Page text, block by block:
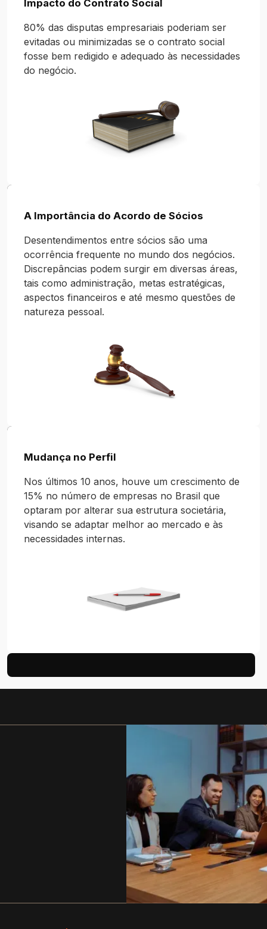
Impacto do Contrato Social
80% das disputas empresariais poderiam ser
evitadas ou minimizadas se o contrato social
fosse bem redigido e adequado às necessidades
do negócio.
A Importância do Acordo de Sócios
Desentendimentos entre sócios são uma
ocorrência frequente no mundo dos negócios.
Discrepâncias podem surgir em diversas áreas,
tais como administração, metas estratégicas,
aspectos financeiros e até mesmo questões de
natureza pessoal.
Mudança no Perfil
Nos últimos 10 anos, houve um crescimento de
15% no número de empresas no Brasil que
optaram por alterar sua estrutura societária,
visando se adaptar melhor ao mercado e às
necessidades internas.